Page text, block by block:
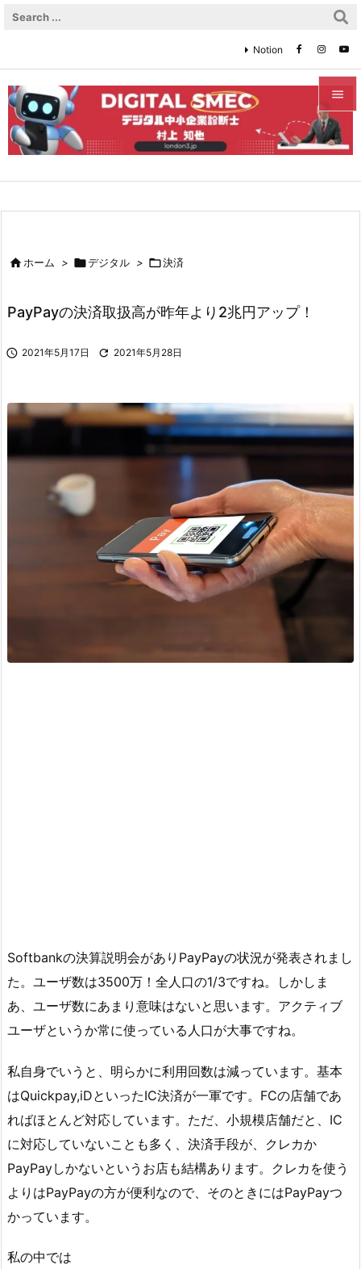


メニュ

Notion
ホーム > デジタル > 決済
PayPayの決済取扱高が昨年より2兆円アップ！
 2021年5月17日  2021年5月28日
Softbankの決算説明会がありPayPayの状況が発表されまし
た。ユーザ数は3500万！全人口の1/3ですね。しかしま
あ、ユーザ数にあまり意味はないと思います。アクティブ
ユーザというか常に使っている人口が大事ですね。
私自身でいうと、明らかに利用回数は減っています。基本
はQuickpay,iDといったIC決済が一軍です。FCの店舗であ
ればほとんど対応しています。ただ、小規模店舗だと、IC
に対応していないことも多く、決済手段が、クレカか
PayPayしかないというお店も結構あります。クレカを使う
よりはPayPayの方が便利なので、そのときにはPayPayつ
かっています。
私の中では